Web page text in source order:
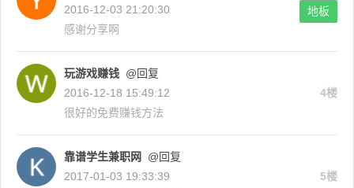
2016-12-03 21:20:30
地板
感谢分享啊
玩游戏赚钱 @回复
2016-12-18 15:49:12
4楼
很好的免费赚钱方法
靠谱学生兼职网
@回复
2017-01-03 19:33:39
5楼